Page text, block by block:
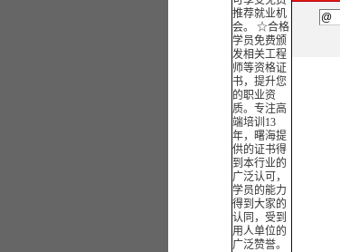
推荐就业机
会。 ☆合格
学员免费颁
发相关工程
师等资格证
书，提升您
的职业资
质。专注高
端培训13
年，曙海提
供的证书得
到本行业的
广泛认可，
学员的能力
得到大家的
认同，受到
用人单位的
广泛赞誉。